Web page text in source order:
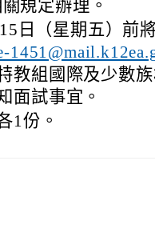
規定辦理。
日（星期五）前
教組國際及少數
面試事宜。
1份。